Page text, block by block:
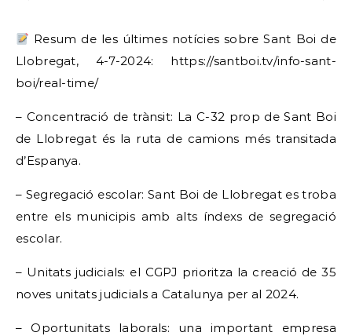
Resum de les últimes notícies sobre Sant Boi de
Llobregat, 4-7-2024: https://santboi.tv/info-sant-
boi/real-time/
– Concentració de trànsit: La C-32 prop de Sant Boi
de Llobregat és la ruta de camions més transitada
d’Espanya.
– Segregació escolar: Sant Boi de Llobregat es troba
entre els municipis amb alts índexs de segregació
escolar.
– Unitats judicials: el CGPJ prioritza la creació de 35
noves unitats judicials a Catalunya per al 2024.
– Oportunitats laborals: una important empresa